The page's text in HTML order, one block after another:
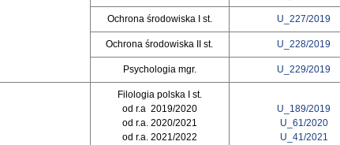
Ochrona środowiska I st. U_227/2019
Ochrona środowiska II st. U_228/2019
Psychologia mgr. U_229/2019
Filologia polska I st.
od r.a 2019/2020
od r.a. 2020/2021
od r.a. 2021/2022
U_189/2019
U_61/2020
U_41/2021